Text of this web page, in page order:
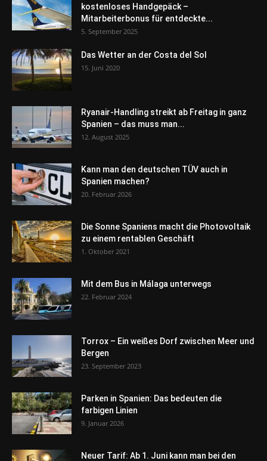
kostenloses Handgepäck –
Mitarbeiterbonus für entdeckte...
5. September 2025
Das Wetter an der Costa del Sol
15. Juni 2020
Ryanair-Handling streikt ab Freitag in ganz
Spanien – das muss man...
12. August 2025
Kann man den deutschen TÜV auch in
Spanien machen?
20. Februar 2026
Die Sonne Spaniens macht die Photovoltaik
zu einem rentablen Geschäft
1. Oktober 2021
Mit dem Bus in Málaga unterwegs
22. Februar 2024
Torrox – Ein weißes Dorf zwischen Meer und
Bergen
23. September 2023
Parken in Spanien: Das bedeuten die
farbigen Linien
9. Januar 2026
Neuer Tarif: Ab 1. Juni kann man bei den